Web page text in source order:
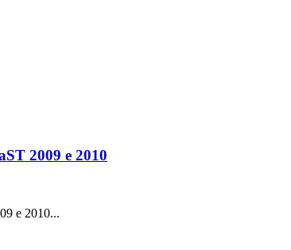
2009 e 2010
e 2010...